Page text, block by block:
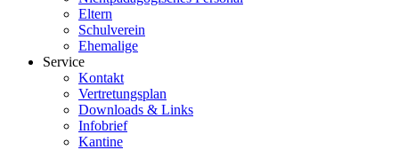
Eltern
Schulverein
Ehemalige
Service
Kontakt
Vertretungsplan
Downloads & Links
Infobrief
Kantine